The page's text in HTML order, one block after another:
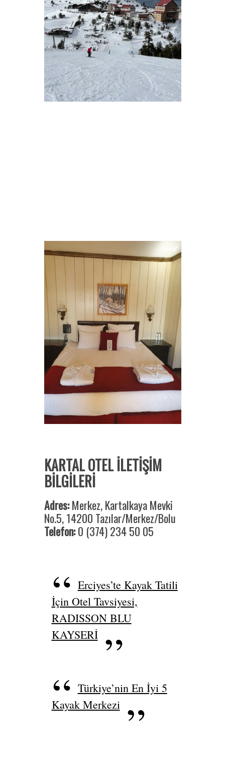
KARTAL OTEL İLETİŞİM
BİLGİLERİ
Adres:Merkez, Kartalkaya Mevki
No.5, 14200 Tazılar/Merkez/Bolu
Telefon:0 (374) 234 50 05
Erciyes’te Kayak Tatili
İçin Otel Tavsiyesi,
RADISSON BLU
KAYSERİ
Türkiye’nin En İyi 5
Kayak Merkezi